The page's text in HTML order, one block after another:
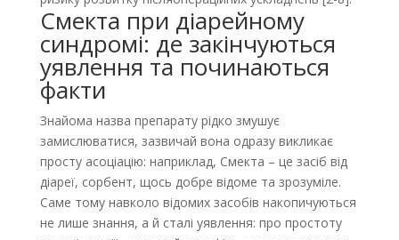
Смекта при діарейному
синдромі: де закінчуються
уявлення та починаються
факти
Знайома назва препарату рідко змушує
замислюватися, зазвичай вона одразу викликає
просту асоціацію: наприклад, Смекта – це засіб від
діареї, сорбент, щось добре відоме та зрозуміле.
Саме тому навколо відомих засобів накопичуються
не лише знання, а й сталі уявлення: про простоту